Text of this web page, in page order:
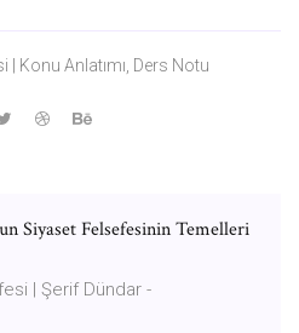
| Konu Anlatımı, Ders Notu
Siyaset Felsefesinin Temelleri
| Şerif Dündar -